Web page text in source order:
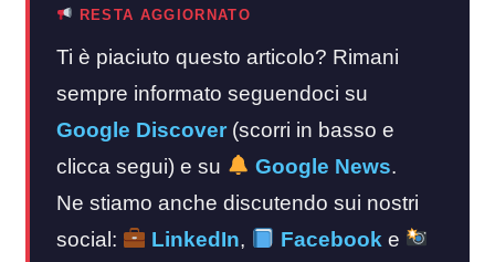
RESTA AGGIORNATO
Ti è piaciuto questo articolo? Rimani
sempre informato seguendoci su
Google Discover (scorri in basso e
clicca segui) e su
Google News.
Ne stiamo anche discutendo sui nostri
social:
LinkedIn, Facebook e